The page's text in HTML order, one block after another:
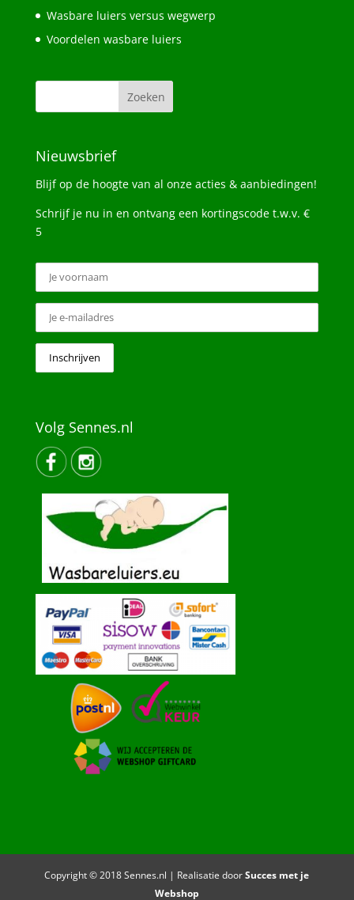
Wasbare luiers versus wegwerp
Voordelen wasbare luiers
Nieuwsbrief
Blijf op de hoogte van al onze acties & aanbiedingen!
Schrijf je nu in en ontvang een kortingscode t.w.v. €
5
Volg Sennes.nl
Copyright © 2018 Sennes.nl | Realisatie doorSucces met je
Webshop